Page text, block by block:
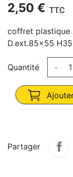
2,50 € TTC
coffret plastique
D.ext.85x55 H35
Quantité -
Partager